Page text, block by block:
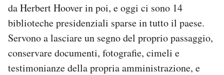
da Herbert Hoover in poi, e oggi ci sono 14
biblioteche presidenziali sparse in tutto il paese.
Servono a lasciare un segno del proprio passaggio,
conservare documenti, fotografie, cimeli e
testimonianze della propria amministrazione, e